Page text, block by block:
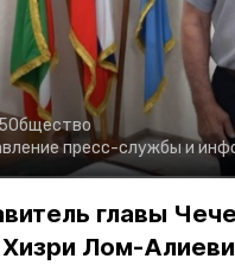
Общество
пресс-службы и
главы
Лом-